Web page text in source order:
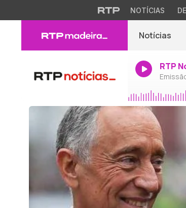
NOTÍCIAS
Notícias
RTP